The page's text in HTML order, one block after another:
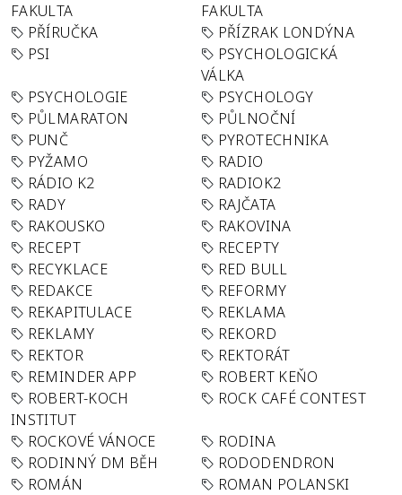
FAKULTA
FAKULTA
PŘÍRUČKA
PŘÍZRAK LONDÝNA
PSI
PSYCHOLOGICKÁ
VÁLKA
PSYCHOLOGIE
PSYCHOLOGY
PŮLMARATON
PŮLNOČNÍ
PUNČ
PYROTECHNIKA
PYŽAMO
RADIO
RÁDIO K2
RADIOK2
RADY
RAJČATA
RAKOUSKO
RAKOVINA
RECEPT
RECEPTY
RECYKLACE
RED BULL
REDAKCE
REFORMY
REKAPITULACE
REKLAMA
REKLAMY
REKORD
REKTOR
REKTORÁT
REMINDER APP
ROBERT KEŇO
ROBERT-KOCH
INSTITUT
ROCK CAFÉ CONTEST
ROCKOVÉ VÁNOCE
RODINA
RODINNÝ DM BĚH
RODODENDRON
ROMÁN
ROMAN POLANSKI